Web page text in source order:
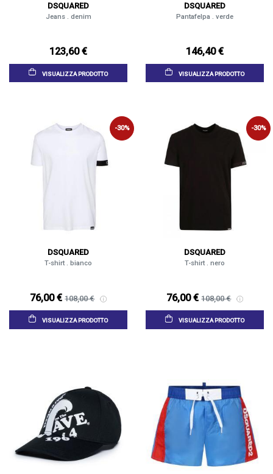
DSQUARED
Jeans . denim
123,60 €
VISUALIZZA PRODOTTO
DSQUARED
Pantafelpa . verde
146,40 €
VISUALIZZA PRODOTTO
-30%
DSQUARED
T-shirt . bianco
76,00 € 108,00 €
VISUALIZZA PRODOTTO
-30%
DSQUARED
T-shirt . nero
76,00 € 108,00 €
VISUALIZZA PRODOTTO